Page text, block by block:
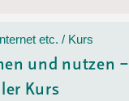
etc. / Kurs
und nutzen –
Kurs